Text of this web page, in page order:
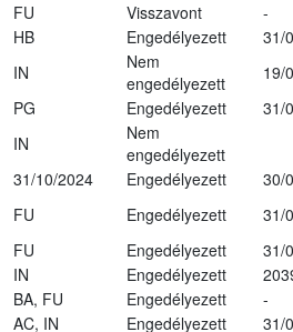
FU Visszavont
-
HB Engedélyezett
31/
IN
Nem
engedélyezett
19/
PG Engedélyezett
31/
IN
Nem
engedélyezett
31/10/2024 Engedélyezett
30/
FU Engedélyezett
31/
FU Engedélyezett
31/
IN Engedélyezett
BA, FU Engedélyezett
-
AC, IN Engedélyezett
31/